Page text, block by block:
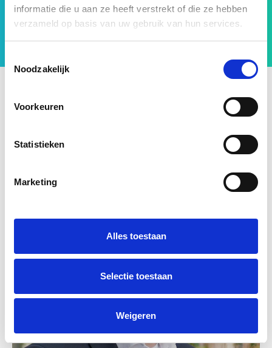
informatie die u aan ze heeft verstrekt of die ze hebben
verzameld op basis van uw gebruik van hun services.
Noodzakelijk
Voorkeuren
Statistieken
Marketing
Alles toestaan
Selectie toestaan
Weigeren
May 15, 2025By BrainCompass
Een vliegende start voor nieuwe professionals. Met het
Onboarding Compass versnelde CFO Eric zijn impact bij